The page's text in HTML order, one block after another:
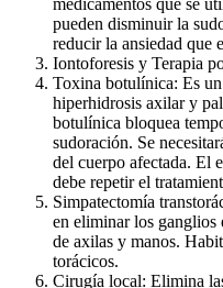
medicamentos que se
pueden disminuir la
reducir la ansiedad que
Iontoforesis y Terapia
Toxina botulínica: Es
hiperhidrosis axilar y
botulínica bloquea
sudoración. Se
del cuerpo afectada. El
debe repetir el
Simpatectomía
en eliminar los ganglios
de axilas y manos.
torácicos.
Cirugía local: Elimina